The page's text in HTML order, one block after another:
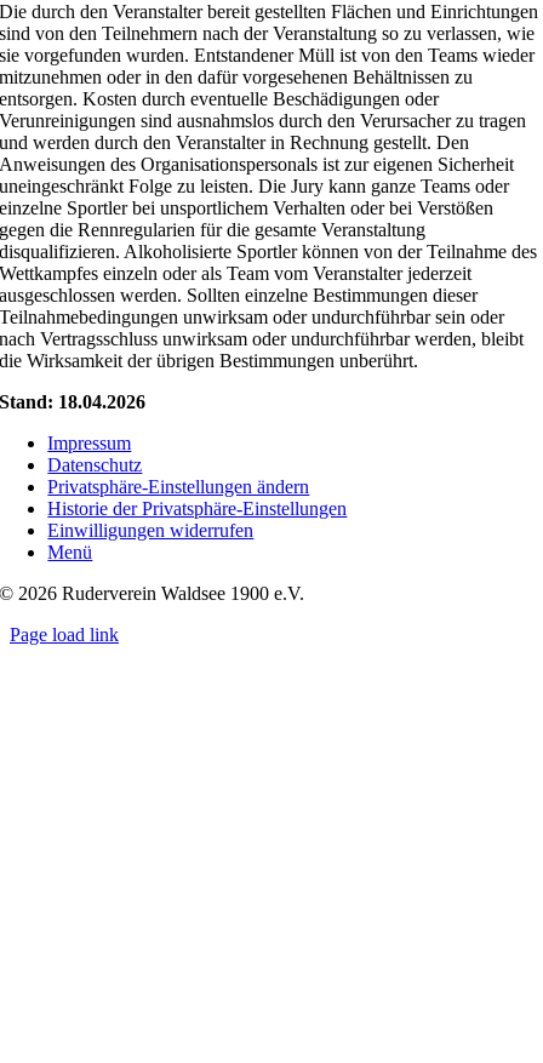
Die durch den Veranstalter bereit gestellten Flächen und Einrichtungen
sind von den Teilnehmern nach der Veranstaltung so zu verlassen, wie
sie vorgefunden wurden. Entstandener Müll ist von den Teams wieder
mitzunehmen oder in den dafür vorgesehenen Behältnissen zu
entsorgen. Kosten durch eventuelle Beschädigungen oder
Verunreinigungen sind ausnahmslos durch den Verursacher zu tragen
und werden durch den Veranstalter in Rechnung gestellt. Den
Anweisungen des Organisationspersonals ist zur eigenen Sicherheit
uneingeschränkt Folge zu leisten. Die Jury kann ganze Teams oder
einzelne Sportler bei unsportlichem Verhalten oder bei Verstößen
gegen die Rennregularien für die gesamte Veranstaltung
disqualifizieren. Alkoholisierte Sportler können von der Teilnahme des
Wettkampfes einzeln oder als Team vom Veranstalter jederzeit
ausgeschlossen werden. Sollten einzelne Bestimmungen dieser
Teilnahmebedingungen unwirksam oder undurchführbar sein oder
nach Vertragsschluss unwirksam oder undurchführbar werden, bleibt
die Wirksamkeit der übrigen Bestimmungen unberührt.
Stand: 18.04.2026
Impressum
Datenschutz
Privatsphäre-Einstellungen ändern
Historie der Privatsphäre-Einstellungen
Einwilligungen widerrufen
Menü
© 2026 Ruderverein Waldsee 1900 e.V.
Page load link